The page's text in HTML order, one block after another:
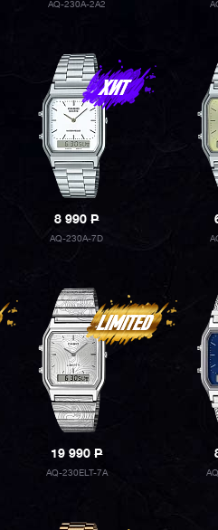
AQ-230A-2A2
8 990P
AQ-230A-7D
19 990P
AQ-230ELT-7A